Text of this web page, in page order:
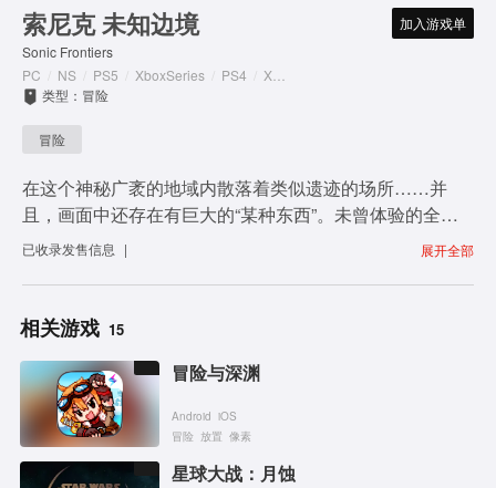
V
d
e
o
索尼克 未知边境
Sonic Frontiers
PC
NS PS5 XboxSeries PS4 XboxOne
加入游戏单
类型：冒险
冒险
在这个神秘广袤的地域内散落着类似遗迹的场所……并
且，画面中还存在有巨大的“某种东西”。未曾体验的全新
冒险，请勿错过。
已收录发售信息 | 展开全部
相关游戏 15
冒险与深渊
Android iOS
冒险 放置 像素
星球大战：月蚀